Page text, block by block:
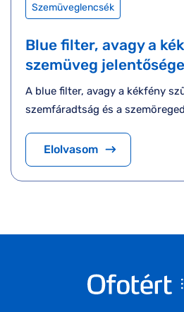
Szemüveglencsék
Blue filter, avagy a
szemüveg jelentősége
A blue filter, avagy a kékfény
szemfáradtság és a
Elolvasom